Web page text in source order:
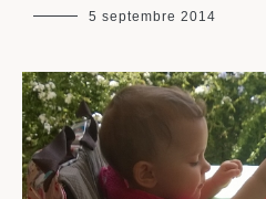
maman
5 septembre 2014